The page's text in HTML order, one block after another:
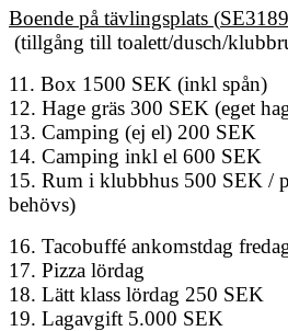
Boende på tävlingsplats (
(tillgång till toalett/dusch/
11. Box 1500 SEK (inkl spån)
12. Hage gräs 300 SEK (eget
13. Camping (ej el) 200 SEK
14. Camping inkl el 600 SEK
15. Rum i klubbhus 500 SEK /
behövs)
16. Tacobuffé ankomstdag
17. Pizza lördag
18. Lätt klass lördag 250 SEK
19. Lagavgift 5.000 SEK